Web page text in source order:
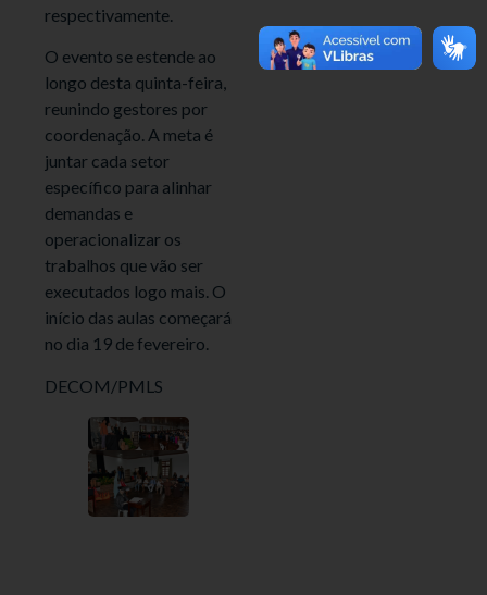
respectivamente.
O evento se estende ao
longo desta quinta-feira,
reunindo gestores por
coordenação. A meta é
juntar cada setor
específico para alinhar
demandas e
operacionalizar os
trabalhos que vão ser
executados logo mais. O
início das aulas começará
no dia 19 de fevereiro.
DECOM/PMLS